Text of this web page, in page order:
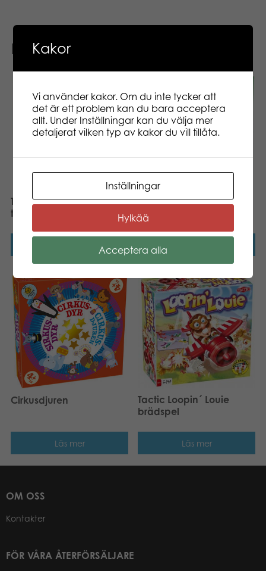
Relaterade produkter
Tactic Moomin Yatzy
tärningsspel
Tittut i djungeln
Cirkusdjuren
Läs mer
Tactic Loopin´ Louie
brädspel
Läs mer
OM OSS
Kontakter
FÖR VÅRA ÅTERFÖRSÄLJARE
Kakor
Vi använder kakor. Om du inte tycker att
det är ett problem kan du bara acceptera
allt. Under Inställningar kan du välja mer
detaljerat vilken typ av kakor du vill tillåta.
Inställningar
Hylkää
Acceptera alla